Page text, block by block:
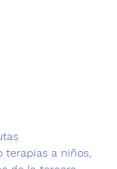
terapias a niños,